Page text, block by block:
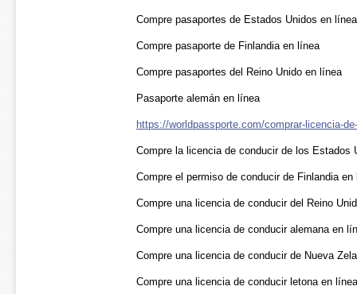
Compre pasaportes de Estados Unidos en línea
Compre pasaporte de Finlandia en línea
Compre pasaportes del Reino Unido en línea
Pasaporte alemán en línea
https://worldpassporte.com/comprar-licencia-
Compre la licencia de conducir de los Estados
Compre el permiso de conducir de Finlandia en
Compre una licencia de conducir del Reino
Compre una licencia de conducir alemana en
Compre una licencia de conducir de Nueva
Compre una licencia de conducir letona en línea